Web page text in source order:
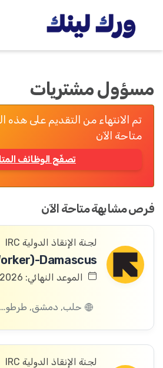
مسؤول مشتريات
تم الانتهاء من التقديم على
متاحة الآن
تصفّح الوظائف
فرص مشابهة متاحة الآن
لجنة الإنقاذ الدولية IRC
الموعد النهائي: 11/08/2026
حلب, دمشق, طرطوس, ريف دمشق, ديرالزور, درعا, السويداء, إدلب, القنيطرة, اللاذقية, الرقة, حمص, الحسكة, حماة
لجنة الإنقاذ الدولية IRC